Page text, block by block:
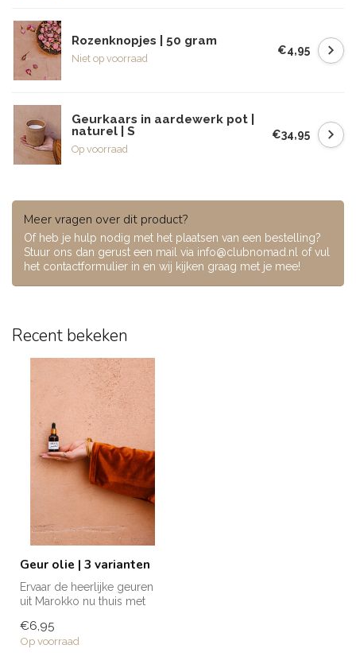
Rozenknopjes | 50 gram
Niet op voorraad
€4,95
Geurkaars in aardewerk pot |
naturel | S
Op voorraad
€34,95
Meer vragen over dit product?
Of heb je hulp nodig met het plaatsen van een bestelling?
Stuur ons dan gerust een mail via info@clubnomad.nl of vul
het contactformulier in en wij kijken graag met je mee!
Recent bekeken
Geur olie | 3 varianten
Ervaar de heerlijke geuren
uit Marokko nu thuis met
v...
€6,95
Op voorraad